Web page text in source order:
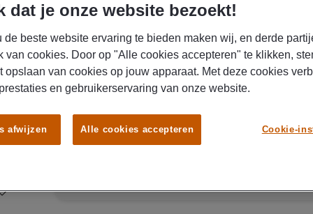
€ 2600 - € 3500 Per maand
Bergen
op
Zoom
Fulltime MBO
Fulltime aan de slag als operator bij een
altijd op tijd op de juiste plek zijn, zodat de
verdient tot € 3.500,- bruto per maand, inclusief
jouw nieuwe uitdaging? Lees snel verder voor alle
en veilig gedrag. Je ondersteunt de
dat je onze website bezoekt!
de beste website ervaring te bieden maken wij, en derde
van cookies. Door op "Alle cookies accepteren" te klikken,
opslaan van cookies op jouw apparaat. Met deze cookies
en gebruikerservaring van onze website.
Cookie-
afwijzen Alle cookies accepteren